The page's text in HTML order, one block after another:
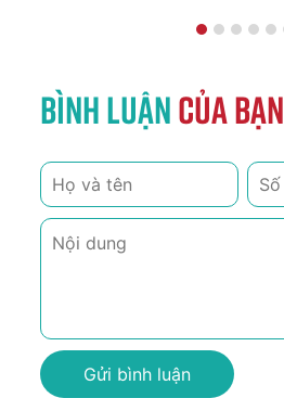
Bình luậncủa bạn